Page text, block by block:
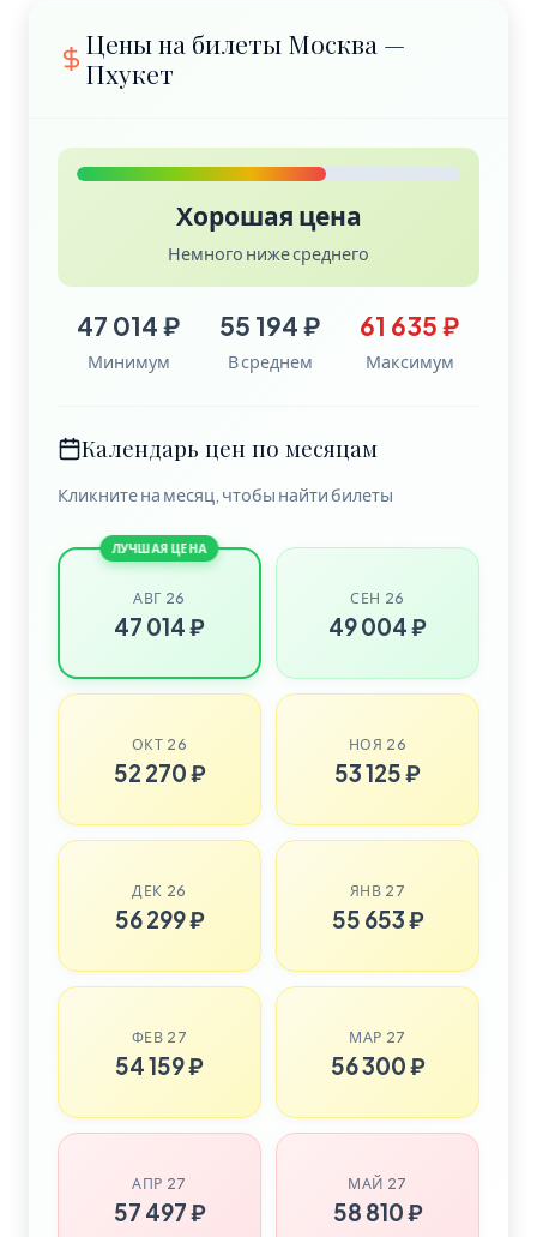
Цены на билеты Москва —
Пхукет
Хорошая цена
Немного ниже среднего
47 014 ₽
Минимум
55 194 ₽
В среднем
61 635 ₽
Максимум
Календарь цен по месяцам
Кликните на месяц, чтобы найти билеты
ЛУЧШАЯ ЦЕНА
АВГ 26
47 014 ₽
СЕН 26
49 004 ₽
ОКТ 26
52 270 ₽
НОЯ 26
53 125 ₽
ДЕК 26
56 299 ₽
ЯНВ 27
55 653 ₽
ФЕВ 27
54 159 ₽
МАР 27
56 300 ₽
АПР 27
57 497 ₽
МАЙ 27
58 810 ₽